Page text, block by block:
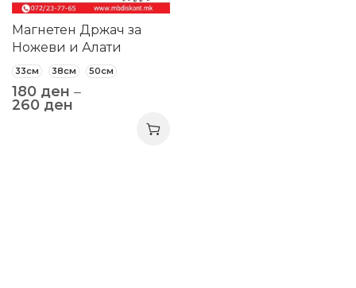
Магнетен Држач за
Ножеви и Алати
33см 38см 50см
180 ден –
260 ден